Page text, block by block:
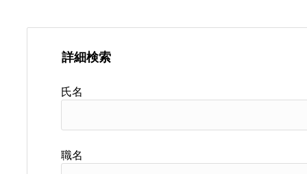
詳細検索
氏名
職名